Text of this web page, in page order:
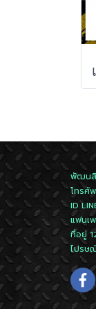
พัฒนสิ
โทรศั
ID
แฟนเ
ที่อยู่
ไปรษ